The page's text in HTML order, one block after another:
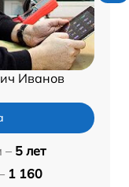
Иванов
– 5 лет
1 160